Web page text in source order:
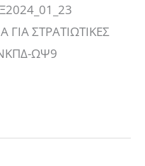
ΓΙΑ ΣΤΡΑΤΙΩΤΙΚΕΣ
ΩΨ9